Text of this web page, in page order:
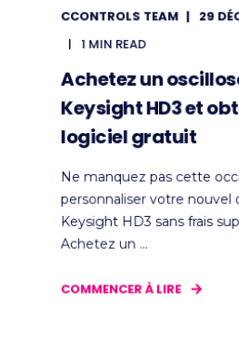
CCONTROLS TEAM
29
1 MIN READ
Achetez un
Keysight HD3 et
logiciel gratuit
Ne manquez pas cette
personnaliser votre nouvel
Keysight HD3 sans frais
Achetez un ...
COMMENCER À LIRE